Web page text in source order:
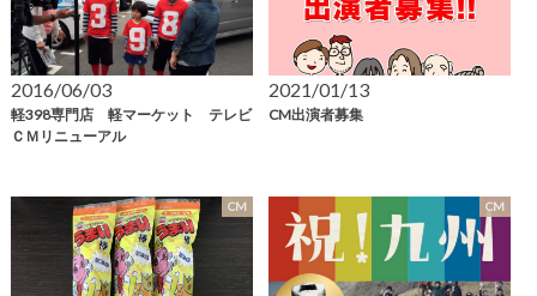
2016/06/03
軽398専門店 軽マーケット テレビ
ＣＭリニューアル
2021/01/13
CM出演者募集
CM CM